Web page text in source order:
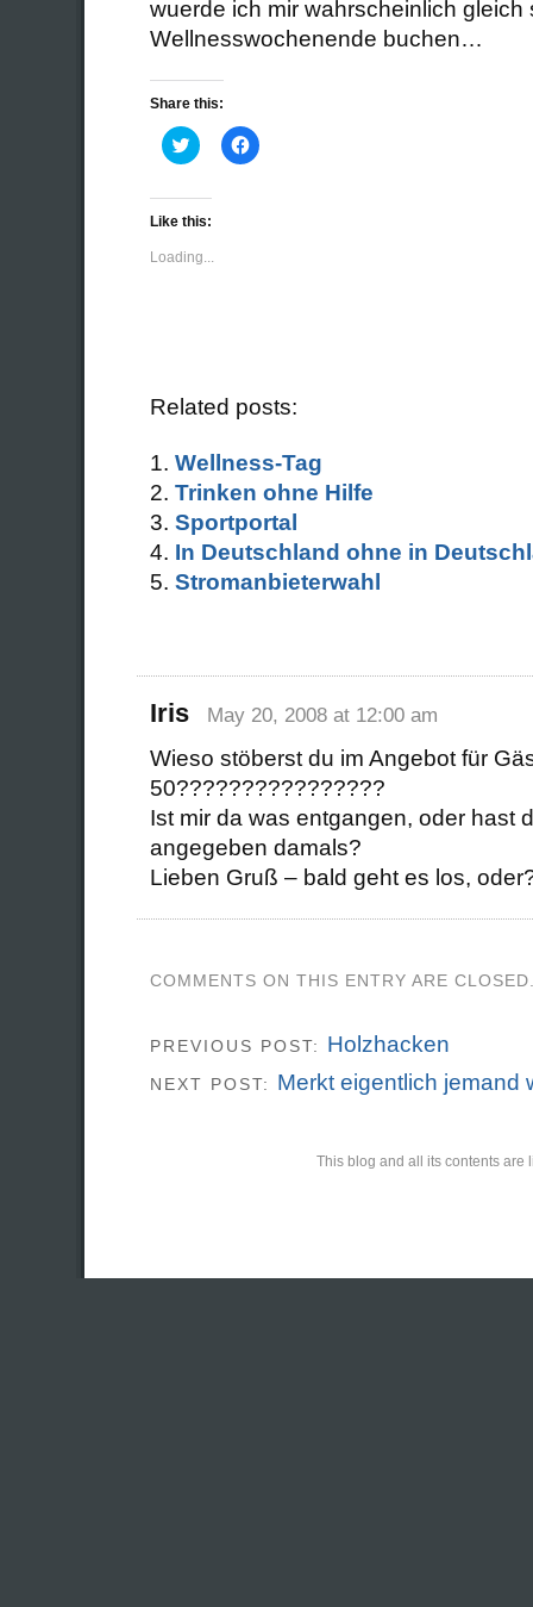
wuerde ich mir wahrscheinlich gleich
Wellnesswochenende buchen…
Share this:
Click
to
Twitter
(Opens
new
window)
Click
to
Like this:
Loading...
Related posts:
Wellness-Tag
Trinken ohne Hilfe
Sportportal
In Deutschland ohne in
Stromanbieterwahl
Iris May 20, 2008 at 12:00 am
Wieso stöberst du im Angebot für
50????????????????
Ist mir da was entgangen, oder hast
angegeben damals?
Lieben Gruß – bald geht es los,
COMMENTS ON THIS ENTRY ARE
PREVIOUS POST: Holzhacken
NEXT POST: Merkt eigentlich jemand
This blog and all its contents are